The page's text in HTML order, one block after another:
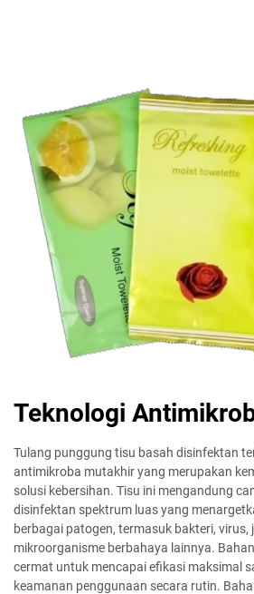
Teknologi
Tulang punggung tisu basah disinfektan
antimikroba mutakhir yang merupakan
solusi kebersihan. Tisu ini mengandung
disinfektan spektrum luas yang
berbagai patogen, termasuk bakteri, virus,
mikroorganisme berbahaya lainnya.
cermat untuk mencapai efikasi maksimal
keamanan penggunaan secara rutin.